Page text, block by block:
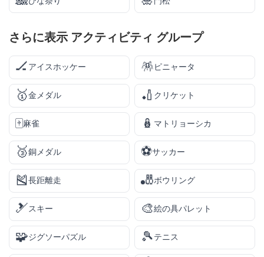
さらに表示 アクティビティ グループ
🏒アイスホッケー 🪅ピニャータ
🥇金メダル 🏏 クリケット
🀄麻雀 🪆 マトリョーシカ
🥉銅メダル ⚽サッカー
🎽長距離走 🎳ボウリング
🎿スキー 🎨絵の具パレット
🧩ジグソーパズル 🎾テニス